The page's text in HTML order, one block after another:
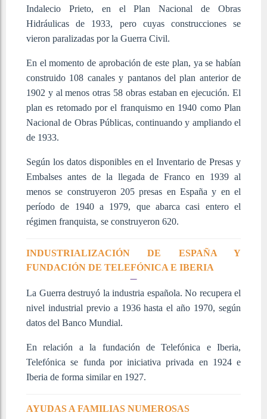
Indalecio Prieto, en el Plan Nacional de Obras
Hidráulicas de 1933, pero cuyas construcciones se
vieron paralizadas por la Guerra Civil.
En el momento de aprobación de este plan, ya se habían
construido 108 canales y pantanos del plan anterior de
1902 y al menos otras 58 obras estaban en ejecución. El
plan es retomado por el franquismo en 1940 como Plan
Nacional de Obras Públicas, continuando y ampliando el
de 1933.
Según los datos disponibles en el Inventario de Presas y
Embalses antes de la llegada de Franco en 1939 al
menos se construyeron 205 presas en España y en el
período de 1940 a 1979, que abarca casi entero el
régimen franquista, se construyeron 620.
INDUSTRIALIZACIÓN DE ESPAÑA Y
FUNDACIÓN DE TELEFÓNICA E IBERIA
La Guerra destruyó la industria española. No recupera el
nivel industrial previo a 1936 hasta el año 1970, según
datos del Banco Mundial.
En relación a la fundación de Telefónica e Iberia,
Telefónica se funda por iniciativa privada en 1924 e
Iberia de forma similar en 1927.
AYUDAS A FAMILIAS NUMEROSAS